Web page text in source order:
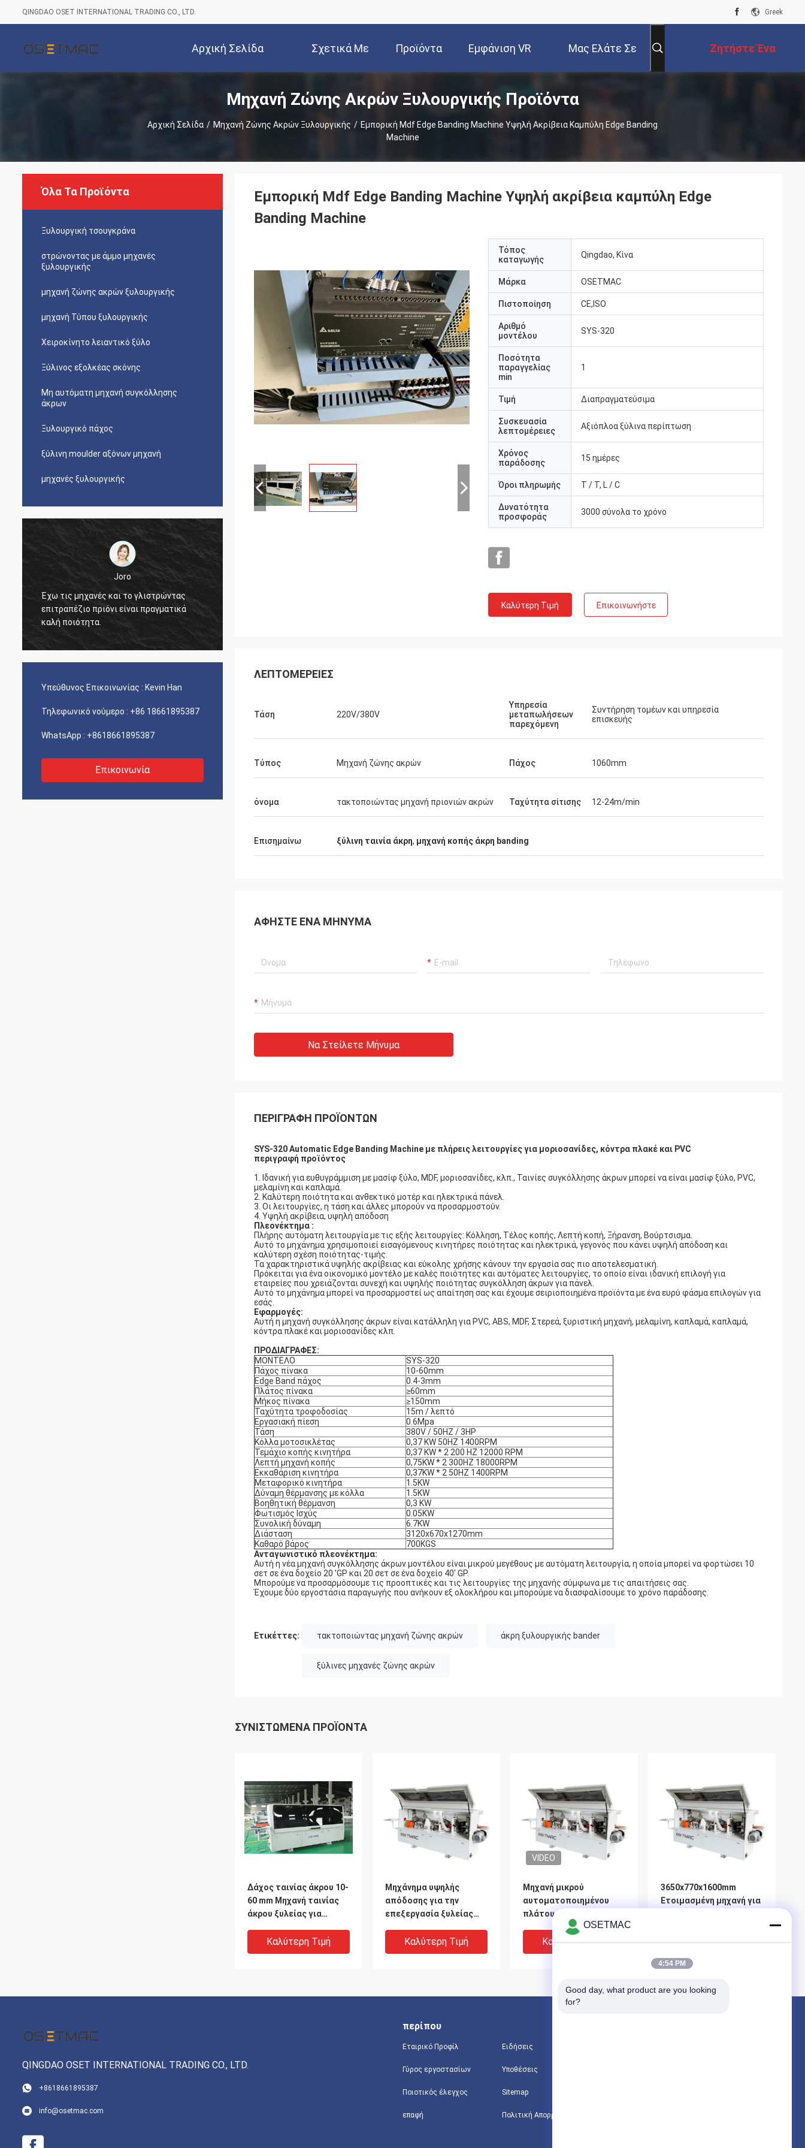
QINGDAO OSET INTERNATIONAL TRADING CO., LTD. Greek
Αρχική Σελίδα Σχετικά Με
Εμάς
Προϊόντα Εμφάνιση VR Μας Ελάτε Σε Ζητήστε Ένα
Απόσπασμα
Μηχανή Ζώνης Ακρών Ξυλουργικής Προϊόντα
Αρχική Σελίδα / Μηχανή Ζώνης Ακρών Ξυλουργικής / Εμπορική Mdf Edge Banding Machine Υψηλή Ακρίβεια Καμπύλη Edge Banding
Machine
Όλα Τα Προϊόντα
Ξυλουργική τσουγκράνα
στρώνοντας με άμμο μηχανές
ξυλουργικής
μηχανή ζώνης ακρών ξυλουργικής
μηχανή Τύπου ξυλουργικής
Χειροκίνητο λειαντικό ξύλο
Ξύλινος εξολκέας σκόνης
Μη αυτόματη μηχανή συγκόλλησης
άκρων
Ξυλουργικό πάχος
ξύλινη moulder αξόνων μηχανή
μηχανές ξυλουργικής
Joro
Έχω τις μηχανές και το γλιστρώντας
επιτραπέζιο πριόνι είναι πραγματικά
καλή ποιότητα.
Υπεύθυνος Επικοινωνίας : Kevin Han
Τηλεφωνικό νούμερο : +86 18661895387
WhatsApp : +8618661895387
Επικοινωνία
Εμπορική Mdf Edge Banding Machine Υψηλή ακρίβεια καμπύλη Edge
Banding Machine
Τόπος
καταγωγής
Qingdao, Κίνα
Μάρκα OSETMAC
Πιστοποίηση CE,ISO
Αριθμό
μοντέλου
SYS-320
Ποσότητα
παραγγελίας
min
1
Τιμή Διαπραγματεύσιμα
Συσκευασία
λεπτομέρειες
Αξιόπλοα ξύλινα περίπτωση
Χρόνος
παράδοσης
15 ημέρες
Όροι πληρωμής T / T, L / C
Δυνατότητα
προσφοράς
3000 σύνολα το χρόνο
Καλύτερη Τιμή Επικοινωνήστε
ΛΕΠΤΟΜΈΡΕΙΕΣ
Τάση 220V/380V
Υπηρεσία
μεταπωλήσεων
παρεχόμενη
Συντήρηση τομέων και υπηρεσία
επισκευής
Τύπος Μηχανή ζώνης ακρών Πάχος 1060mm
όνομα τακτοποιώντας μηχανή πριονιών ακρών Ταχύτητα σίτισης 12-24m/min
Επισημαίνω ξύλινη ταινία άκρη, μηχανή κοπής άκρη banding
ΑΦΉΣΤΕ ΈΝΑ ΜΉΝΥΜΑ
Να Στείλετε Μήνυμα
ΠΕΡΙΓΡΑΦΉ ΠΡΟΪΌΝΤΩΝ
SYS-320 Automatic Edge Banding Machine με πλήρεις λειτουργίες για μοριοσανίδες, κόντρα πλακέ και PVC
περιγραφή προϊόντος
1. Ιδανική για ευθυγράμμιση με μασίφ ξύλο, MDF, μοριοσανίδες, κλπ., Ταινίες συγκόλλησης άκρων μπορεί να είναι μασίφ ξύλο, PVC,
μελαμίνη και καπλαμά.
2. Καλύτερη ποιότητα και ανθεκτικό μοτέρ και ηλεκτρικά πάνελ.
3. Οι λειτουργίες, η τάση και άλλες μπορούν να προσαρμοστούν.
4. Υψηλή ακρίβεια, υψηλή απόδοση
Πλεονέκτημα :
Πλήρης αυτόματη λειτουργία με τις εξής λειτουργίες: Κόλληση, Τέλος κοπής, Λεπτή κοπή, Ξήρανση, Βούρτσισμα.
Αυτό το μηχάνημα χρησιμοποιεί εισαγόμενους κινητήρες ποιότητας και ηλεκτρικά, γεγονός που κάνει υψηλή απόδοση και
καλύτερη σχέση ποιότητας-τιμής.
Τα χαρακτηριστικά υψηλής ακρίβειας και εύκολης χρήσης κάνουν την εργασία σας πιο αποτελεσματική.
Πρόκειται για ένα οικονομικό μοντέλο με καλές ποιότητες και αυτόματες λειτουργίες, το οποίο είναι ιδανική επιλογή για
εταιρείες που χρειάζονται συνεχή και υψηλής ποιότητας συγκόλληση άκρων για πάνελ.
Αυτό το μηχάνημα μπορεί να προσαρμοστεί ως απαίτηση σας και έχουμε σειριοποιημένα προϊόντα με ένα ευρύ φάσμα επιλογών για
εσάς.
Εφαρμογές:
Αυτή η μηχανή συγκόλλησης άκρων είναι κατάλληλη για PVC, ABS, MDF, Στερεά, ξυριστική μηχανή, μελαμίνη, καπλαμά, καπλαμά,
κόντρα πλακέ και μοριοσανίδες κλπ.
ΠΡΟΔΙΑΓΡΑΦΕΣ:
ΜΟΝΤΕΛΟ
SYS-320
Πάχος πίνακα
10-60mm
Edge Band πάχος
0.4-3mm
Πλάτος πίνακα
≥60mm
Μήκος πίνακα
≥150mm
Ταχύτητα τροφοδοσίας
15m / λεπτό
Εργασιακή πίεση
0.6Mpa
Τάση
380V / 50ΗΖ / 3ΗΡ
Κόλλα μοτοσικλέτας
0,37 KW 50ΗΖ 1400RPM
Τεμάχιο κοπής κινητήρα
0,37 KW * 2 200 HZ 12000 RPM
Λεπτή μηχανή κοπής
0,75KW * 2 300HZ 18000RPM
Εκκαθάριση κινητήρα
0,37KW * 2 50HZ 1400RPM
Μεταφορικό κινητήρα
1.5KW
Δύναμη θέρμανσης με κόλλα
1.5KW
Βοηθητική θέρμανση
0,3 KW
Φωτισμός Ισχύς
0.05KW
Συνολική δύναμη
6.7KW
Διάσταση
3120x670x1270mm
Καθαρό βάρος
700KGS
Ανταγωνιστικό πλεονέκτημα:
Αυτή η νέα μηχανή συγκόλλησης άκρων μοντέλου είναι μικρού μεγέθους με αυτόματη λειτουργία, η οποία μπορεί να φορτώσει 10
σετ σε ένα δοχείο 20 'GP και 20 σετ σε ένα δοχείο 40' GP.
Μπορούμε να προσαρμόσουμε τις προοπτικές και τις λειτουργίες της μηχανής σύμφωνα με τις απαιτήσεις σας.
Έχουμε δύο εργοστάσια παραγωγής που ανήκουν εξ ολοκλήρου και μπορούμε να διασφαλίσουμε το χρόνο παράδοσης.
Ετικέττες: τακτοποιώντας μηχανή ζώνης ακρών άκρη ξυλουργικής bander
ξύλινες μηχανές ζώνης ακρών
ΣΥΝΙΣΤΏΜΕΝΑ ΠΡΟΪΌΝΤΑ
Δάχος ταινίας άκρου 10-
60 mm Μηχανή ταινίας
άκρου ξυλείας για
Καλύτερη Τιμή
Μηχάνημα υψηλής
απόδοσης για την
επεξεργασία ξυλείας
επεξεργασία άκρων
Καλύτερη Τιμή
VIDEO
Μηχανή μικρού
αυτοματοποιημένου
πλάτους για πλαίσια
ξύλου σε καταστήματα
υλικών οικοδόμησης
Καλύτερη Τιμή
3650x770x1600mm
Ετοιμασμένη μηχανή για
με βασικά εξαρτήματα
Καλύτερη Τιμή
SYS-320B OSETMAC
Μηχανή κοπής τελών
QINGDAO OSET INTERNATIONAL TRADING CO., LTD.
+8618661895387
info@osetmac.com
περίπου
Εταιρικό Προφίλ
Γύρος εργοστασίων
Ποιοτικός έλεγχος
επαφή
Ειδήσεις
Υποθέσεις
Sitemap
Πολιτική Απορρήτου
OSETMAC
4:54 PM
Good day, what product are you looking
for?